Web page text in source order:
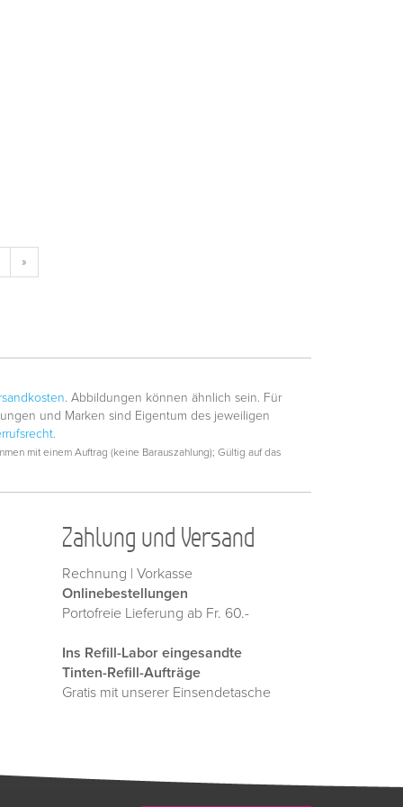
»
. Abbildungen können ähnlich sein. Für
und Marken sind Eigentum des jeweiligen
mit einem Auftrag (keine Barauszahlung); Gültig auf das
Zahlung und Versand
Rechnung | Vorkasse
Onlinebestellungen
Portofreie Lieferung ab Fr. 60.-
Ins Refill-Labor eingesandte
Tinten-Refill-Aufträge
Gratis mit unserer Einsendetasche